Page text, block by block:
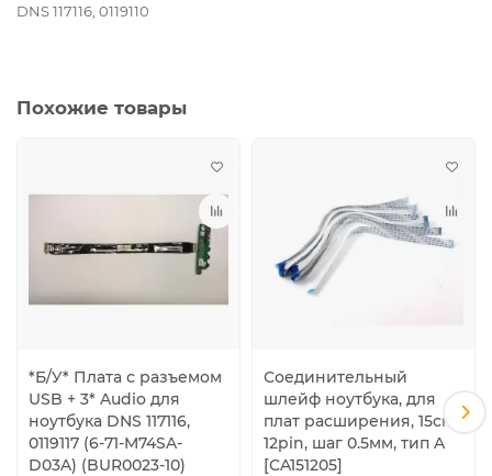
DNS 117116, 0119110
Похожие товары
*Б/У* Плата с разъемом
USB + 3* Audio для
ноутбука DNS 117116,
0119117 (6-71-M74SA-
D03A) (BUR0023-10)
Соединительный
шлейф ноутбука, для
плат расширения, 15см,
12pin, шаг 0.5мм, тип A
[CA151205]